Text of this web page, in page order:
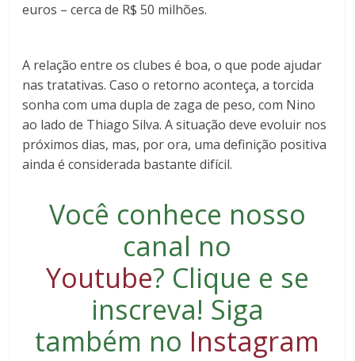
euros – cerca de R$ 50 milhões.
A relação entre os clubes é boa, o que pode ajudar
nas tratativas. Caso o retorno aconteça, a torcida
sonha com uma dupla de zaga de peso, com Nino
ao lado de Thiago Silva. A situação deve evoluir nos
próximos dias, mas, por ora, uma definição positiva
ainda é considerada bastante difícil.
Você conhece nosso
canal no
Youtube? Clique e se
inscreva! Siga
também no Instagram